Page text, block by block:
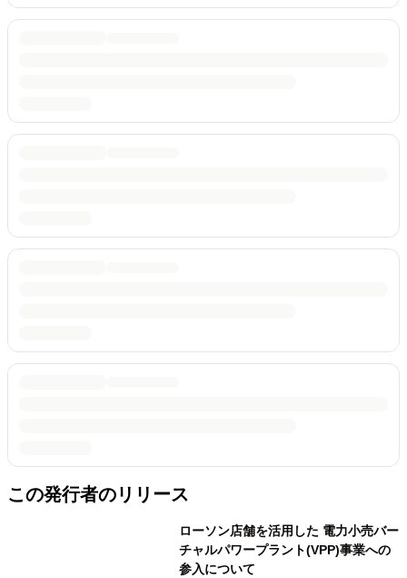
この発行者のリリース
ローソン店舗を活用した 電力小売バー
チャルパワープラント(VPP)事業への
参入について